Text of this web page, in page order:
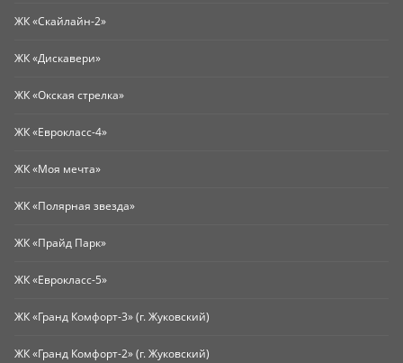
ЖК «Скайлайн-2»
ЖК «Дискавери»
ЖК «Окская стрелка»
ЖК «Еврокласс-4»
ЖК «Моя мечта»
ЖК «Полярная звезда»
ЖК «Прайд Парк»
ЖК «Еврокласс-5»
ЖК «Гранд Комфорт-3» (г. Жуковский)
ЖК «Гранд Комфорт-2» (г. Жуковский)